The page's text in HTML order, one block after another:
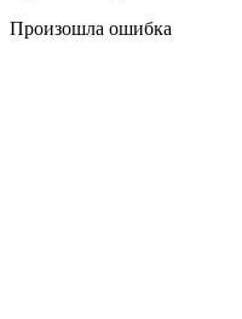
Произошла ошибка